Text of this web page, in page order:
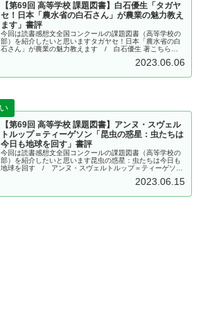
【第69回 高等学校 課題図書】白石優生「タガヤ
セ！日本「農水省の白石さん」が農業の魅力教え
ます」書評
今回は読書感想文全国コンクールの課題図書（高等学校の
部）を紹介したいと思いますタガヤセ！日本「農水省の白
石さん」が農業の魅力教えます / 白石優生 著こちらの
2023.06.06
【第69回 高等学校 課題図書】アンヌ・スヴェル
トルップ＝ティーゲソン「昆虫の惑星：虫たちは
今日も地球を回す」書評
今回は読書感想文全国コンクールの課題図書（高等学校の
部）を紹介したいと思います昆虫の惑星：虫たちは今日も
地球を回す / アンヌ・スヴェルトルップ＝ティーゲソン
2023.06.15